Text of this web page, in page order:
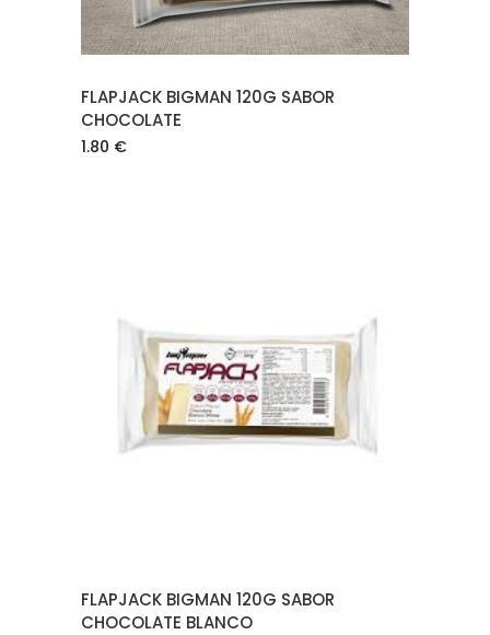
FLAPJACK BIGMAN 120G SABOR
CHOCOLATE
1.80 €
AÑADIR AL CARRITO
FLAPJACK BIGMAN 120G SABOR
CHOCOLATE BLANCO